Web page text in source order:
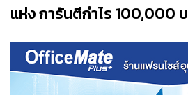
แห่ง การันตีกำไร 100,000